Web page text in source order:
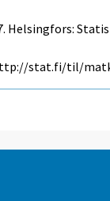
Helsingfors:
stat.fi/til/